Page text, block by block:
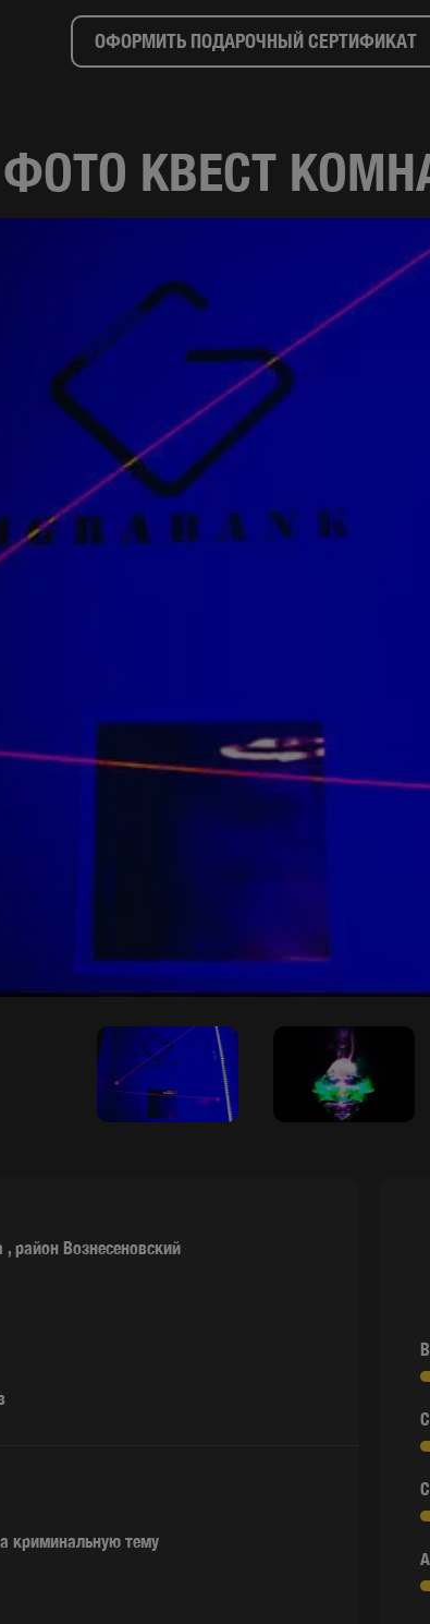
ОФОРМИТЬ ПОДАРОЧНЫЙ СЕРТИФИКАТ
ФОТО КВЕСТ
, район Вознесеновский
криминальную тему